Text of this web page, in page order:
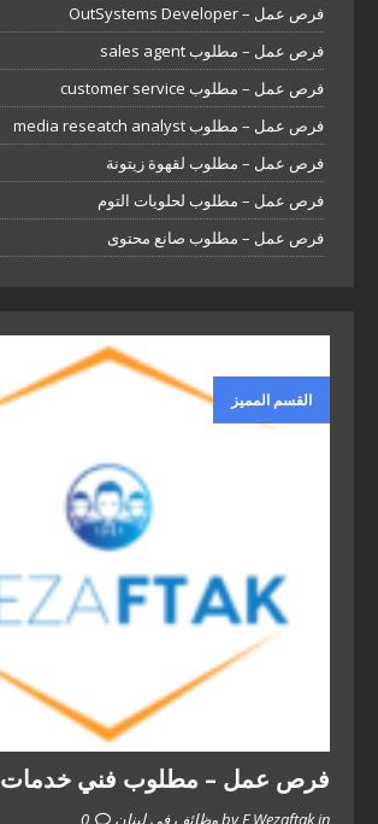
فرص عمل – OutSystems Developer
فرص عمل – مطلوب sales agent
فرص عمل – مطلوب customer service
فرص عمل – مطلوب media reseatch analyst
فرص عمل – مطلوب لقهوة زيتونة
فرص عمل – مطلوب لحلويات التوم
فرص عمل – مطلوب صانع محتوى
القسم المميز
فرص عمل – مطلوب فني خدمات
by F Wezaftak in وظائف في لبنان 0